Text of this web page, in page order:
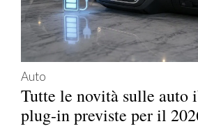
Auto
Tutte le novità sulle auto
plug-in previste per il